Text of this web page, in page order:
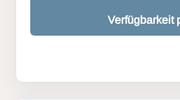
Verfügbarkeit